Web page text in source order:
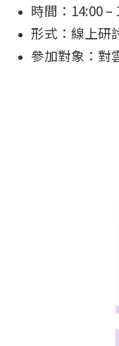
時間：14:00 –
形式：線上研
參加對象：對